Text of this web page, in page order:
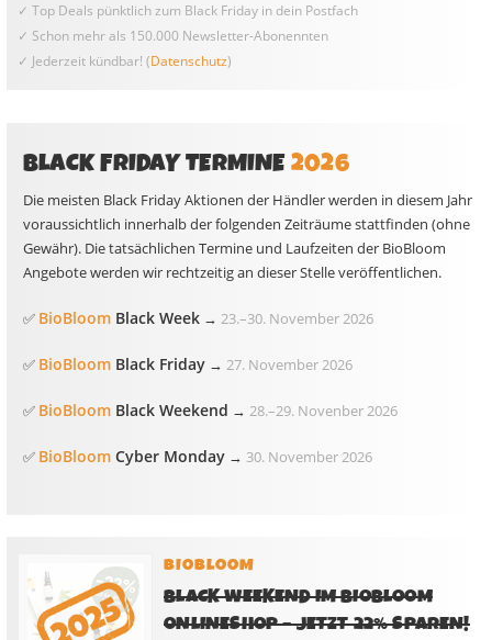
✓ Top Deals pünktlich zum Black Friday in dein Postfach
✓ Schon mehr als 150.000 Newsletter-Abonennten
✓ Jederzeit kündbar! (Datenschutz)
BLACK FRIDAY TERMINE2026
Die meisten Black Friday Aktionen der Händler werden in diesem Jahr
voraussichtlich innerhalb der folgenden Zeiträume stattfinden (ohne
Gewähr). Die tatsächlichen Termine und Laufzeiten der BioBloom
Angebote werden wir rechtzeitig an dieser Stelle veröffentlichen.
✅ BioBloom Black Week → 23.–30. November 2026
✅ BioBloom Black Friday → 27. November 2026
✅ BioBloom Black Weekend → 28.–29. Novenber 2026
✅ BioBloom Cyber Monday → 30. November 2026
BIOBLOOM
BLACK WEEKEND IM BIOBLOOM
ONLINESHOP – JETZT 22% SPAREN!